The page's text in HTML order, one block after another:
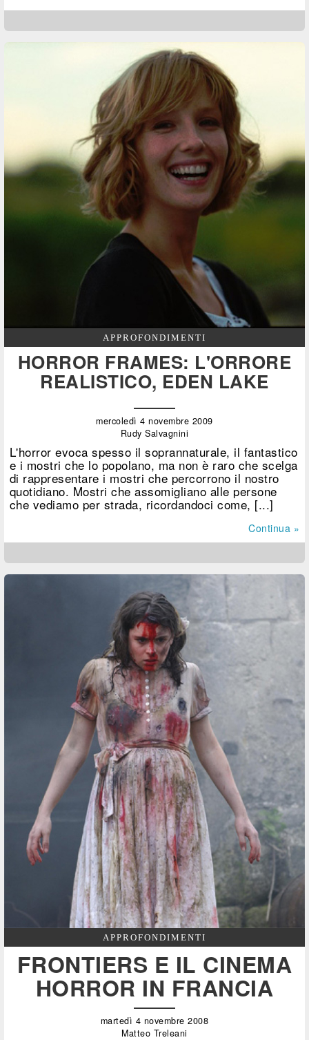
APPROFONDIMENTI
HORROR FRAMES: L'ORRORE
REALISTICO, EDEN LAKE
mercoledì 4 novembre 2009
Rudy Salvagnini
L'horror evoca spesso il soprannaturale, il fantastico
e i mostri che lo popolano, ma non è raro che scelga
di rappresentare i mostri che percorrono il nostro
quotidiano. Mostri che assomigliano alle persone
che vediamo per strada, ricordandoci come, [...]
Continua »
APPROFONDIMENTI
FRONTIERS E IL CINEMA
HORROR IN FRANCIA
martedì 4 novembre 2008
Matteo Treleani